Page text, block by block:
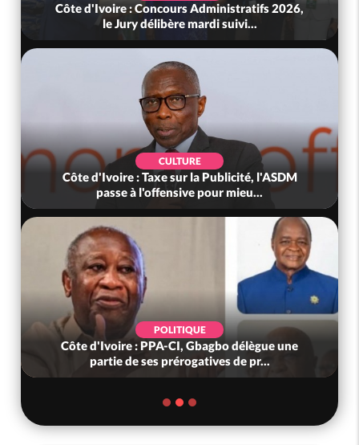
Côte d'Ivoire : Déguerpissements illégaux,
détention, orpaillage..., après...
POLITIQUE
Côte d'Ivoire : Décès de l'ex commandant
Fofié, l'exilé Soro garde de lui...
POLITIQUE
Mali-Algérie : Abdoulaye Maïga assure que les
relations diplomatiques reste...